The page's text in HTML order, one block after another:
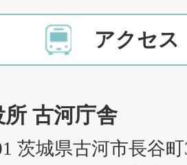
アクセス
古河庁舎
茨城県古河市長谷